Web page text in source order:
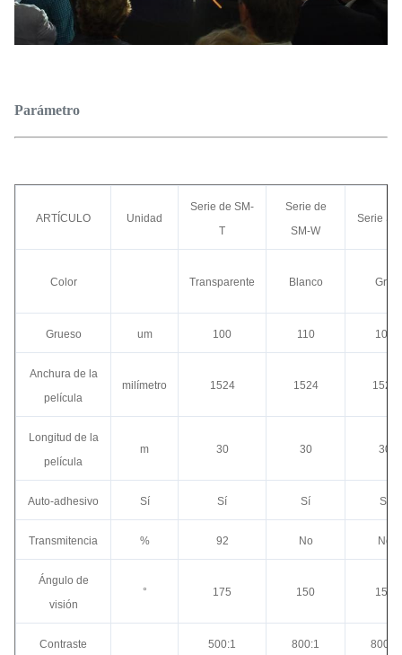
Parámetro
ARTÍCULO Unidad
Serie de SM-
T
Serie de
SM-W
Serie
Color Transparente Blanco Gris
Grueso um 100 110 100
Anchura de la
película
milímetro 1524 1524 1524
Longitud de la
película
m 30 30 30
Auto-adhesivo Sí Sí Sí Sí
Transmitencia % 92 No No
Ángulo de
visión
° 175 150 150
Contraste 500:1 800:1 800:1